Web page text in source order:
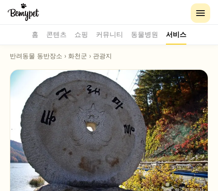
홈 콘텐츠 쇼핑 커뮤니티 동물병원 서비스
반려동물 동반장소 › 화천군 › 관광지